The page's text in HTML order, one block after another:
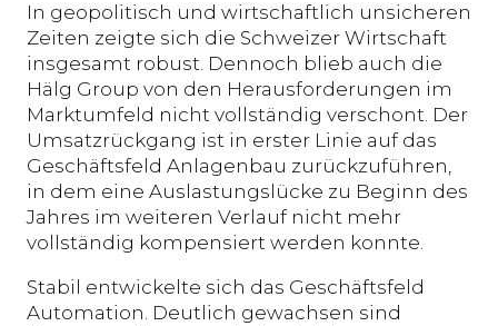
In geopolitisch und wirtschaftlich unsicheren
Zeiten zeigte sich die Schweizer Wirtschaft
insgesamt robust. Dennoch blieb auch die
Hälg Group von den Herausforderungen im
Marktumfeld nicht vollständig verschont. Der
Umsatzrückgang ist in erster Linie auf das
Geschäftsfeld Anlagenbau zurückzuführen,
in dem eine Auslastungslücke zu Beginn des
Jahres im weiteren Verlauf nicht mehr
vollständig kompensiert werden konnte.
Stabil entwickelte sich das Geschäftsfeld
Automation. Deutlich gewachsen sind